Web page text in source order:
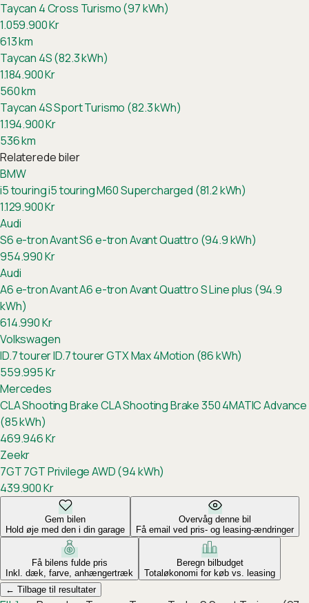
Taycan 4 Cross Turismo (97 kWh)
1.059.900Kr
613km
Taycan 4S (82.3 kWh)
1.184.900Kr
560km
Taycan 4S Sport Turismo (82.3 kWh)
1.194.900Kr
536km
Relaterede biler
BMW
i5 touringi5 touring M60 Supercharged (81.2 kWh)
1.129.900Kr
Audi
S6 e-tron AvantS6 e-tron Avant Quattro (94.9 kWh)
954.990Kr
Audi
A6 e-tron AvantA6 e-tron Avant Quattro S Line plus (94.9
kWh)
614.990Kr
Volkswagen
ID.7 tourerID.7 tourer GTX Max 4Motion (86 kWh)
559.995Kr
Mercedes
CLA Shooting BrakeCLA Shooting Brake 350 4MATIC Advance
(85 kWh)
469.946Kr
Zeekr
7GT7GT Privilege AWD (94 kWh)
439.900Kr
Gem bilen
Hold øje med den i din garage
Overvåg denne bil
Få email ved pris- og leasing-ændringer
Få bilens fulde pris
Inkl. dæk, farve, anhængertræk
Beregn bilbudget
Totaløkonomi for køb vs. leasing
← Tilbage til resultater